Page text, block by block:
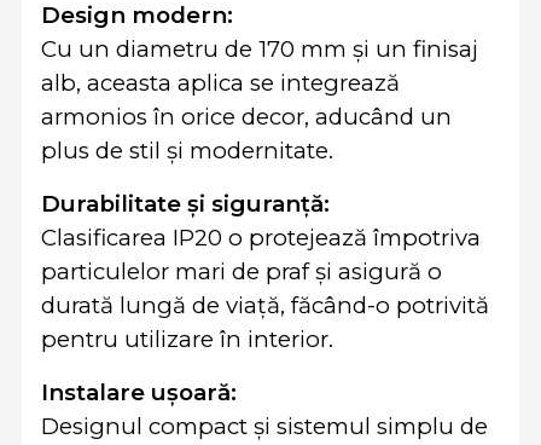
Design modern:
Cu un diametru de 170 mm și un finisaj
alb, aceasta aplica se integrează
armonios în orice decor, aducând un
plus de stil și modernitate.
Durabilitate și siguranță:
Clasificarea IP20 o protejează împotriva
particulelor mari de praf și asigură o
durată lungă de viață, făcând-o potrivită
pentru utilizare în interior.
Instalare ușoară:
Designul compact și sistemul simplu de